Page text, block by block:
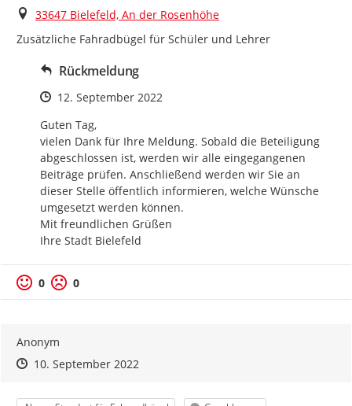
Ort
33647 Bielefeld, An der Rosenhöhe
Zusätzliche Fahradbügel für Schüler und Lehrer
Rückmeldung
Zeitpunkt des Erstellens
12. September 2022
Guten Tag,
vielen Dank für Ihre Meldung. Sobald die Beteiligung
abgeschlossen ist, werden wir alle eingegangenen
Beiträge prüfen. Anschließend werden wir Sie an
dieser Stelle öffentlich informieren, welche Wünsche
umgesetzt werden können.
Mit freundlichen Grüßen
Ihre Stadt Bielefeld
Positive Bewertung
0 Negative Bewertung
0
Anonym
Zeitpunkt des Erstellens
Zeitpunkt des Erstellens
10. September 2022Zur Äußerung